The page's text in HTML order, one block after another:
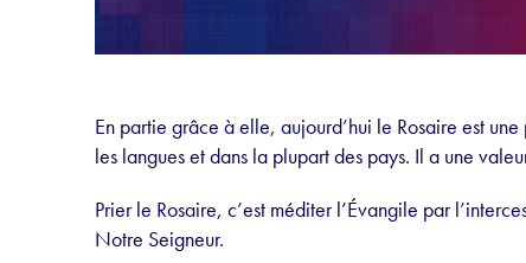
En partie grâce à elle, aujourd’hui le Rosaire est
les langues et dans la plupart des pays. Il a une
Prier le Rosaire, c’est méditer l’Évangile par
Notre Seigneur.